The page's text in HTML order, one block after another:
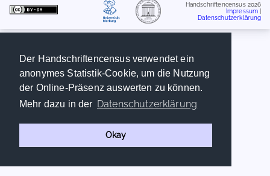
Der Handschriftencensus verwendet ein
anonymes Statistik-Cookie, um die Nutzung
der Online-Präsenz auswerten zu können.
Mehr dazu in der Datenschutzerklärung
Okay
Handschriftencensus 2026
Impressum
Datenschutzerklärung